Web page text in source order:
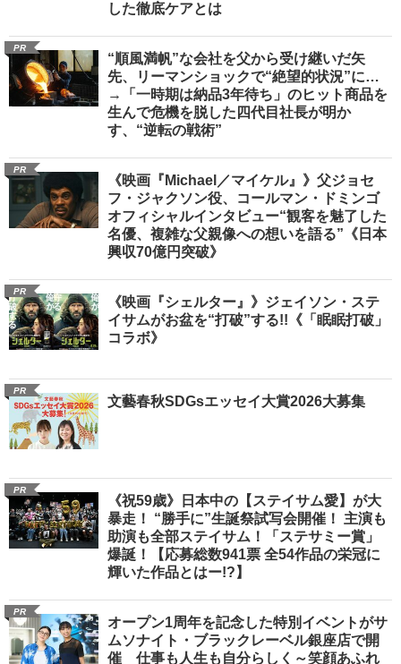
した徹底ケアとは
PR
“順風満帆”な会社を父から受け継いだ矢
先、リーマンショックで“絶望的状況”に…
→「一時期は納品3年待ち」のヒット商品を
生んで危機を脱した四代目社長が明か
す、“逆転の戦術”
PR
《映画『Michael／マイケル』》父ジョセ
フ・ジャクソン役、コールマン・ドミンゴ
オフィシャルインタビュー“観客を魅了した
名優、複雑な父親像への想いを語る”《日本
興収70億円突破》
PR
《映画『シェルター』》ジェイソン・ステ
イサムがお盆を“打破”する!!《「眠眠打破」
コラボ》
PR
文藝春秋SDGsエッセイ大賞2026大募集
PR
《祝59歳》日本中の【ステイサム愛】が大
暴走！ “勝手に”生誕祭試写会開催！ 主演も
助演も全部ステイサム！「ステサミー賞」
爆誕！【応募総数941票 全54作品の栄冠に
輝いた作品とはー!?】
PR
オープン1周年を記念した特別イベントがサ
ムソナイト・ブラックレーベル銀座店で開
催 仕事も人生も自分らしく～笑顔あふれ